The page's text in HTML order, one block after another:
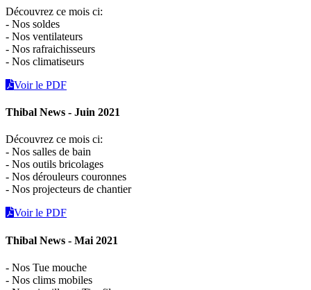
Découvrez ce mois ci:
- Nos soldes
- Nos ventilateurs
- Nos rafraichisseurs
- Nos climatiseurs
Voir le PDF
Thibal News - Juin 2021
Découvrez ce mois ci:
- Nos salles de bain
- Nos outils bricolages
- Nos dérouleurs couronnes
- Nos projecteurs de chantier
Voir le PDF
Thibal News - Mai 2021
- Nos Tue mouche
- Nos clims mobiles